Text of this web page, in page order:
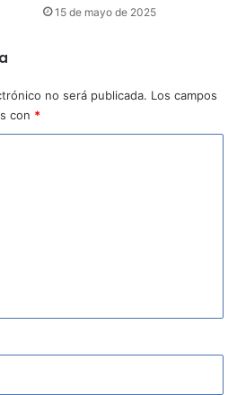
15 de mayo de 2025
no será publicada. Los campos
con *